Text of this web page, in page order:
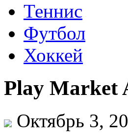
Теннис
Футбол
Хоккей
Play Market
Октябрь 3,